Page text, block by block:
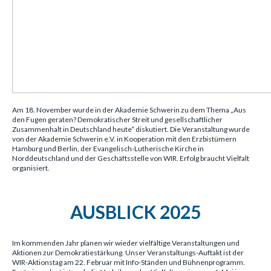
Am 18. November wurde in der Akademie Schwerin zu dem Thema „Aus
den Fugen geraten? Demokratischer Streit und gesellschaftlicher
Zusammenhalt in Deutschland heute“ diskutiert. Die Veranstaltung wurde
von der Akademie Schwerin e.V. in Kooperation mit den Erzbistümern
Hamburg und Berlin, der Evangelisch-Lutherische Kirche in
Norddeutschland und der Geschäftsstelle von WIR. Erfolg braucht Vielfalt
organisiert.
AUSBLICK 2025
Im kommenden Jahr planen wir wieder vielfältige Veranstaltungen und
Aktionen zur Demokratiestärkung. Unser Veranstaltungs-Auftakt ist der
WIR-Aktionstag am 22. Februar mit Info-Ständen und Bühnenprogramm.